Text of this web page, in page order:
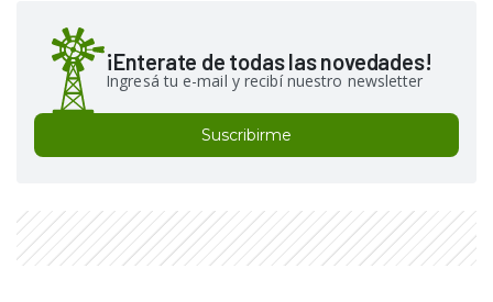
¡Enterate de todas las novedades!
Ingresá tu e-mail y recibí nuestro newsletter
Suscribirme